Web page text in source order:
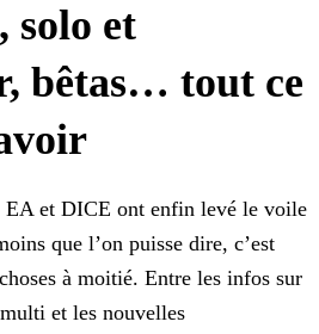
solo et
bêtas… tout ce
EA et DICE ont enfin levé le voile
que l’on puisse dire, c’est
à moitié. Entre les infos sur
et les nouvelles